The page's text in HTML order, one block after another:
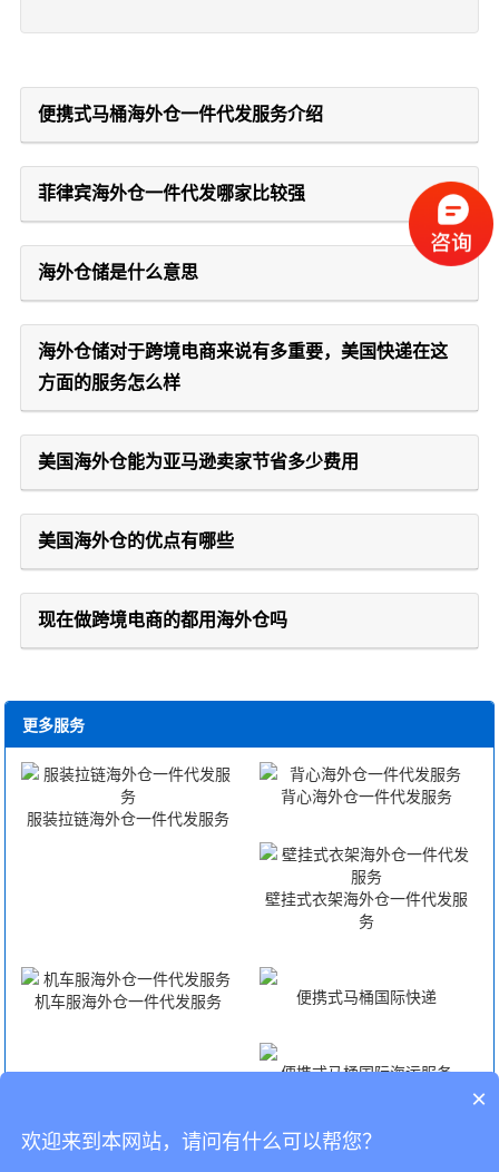
便携式马桶海外仓一件代发服务介绍
菲律宾海外仓一件代发哪家比较强
海外仓储是什么意思
海外仓储对于跨境电商来说有多重要，美国快递在这
方面的服务怎么样
美国海外仓能为亚马逊卖家节省多少费用
美国海外仓的优点有哪些
现在做跨境电商的都用海外仓吗
更多服务
服装拉链海外仓一件代发服务
背心海外仓一件代发服务
壁挂式衣架海外仓一件代发服
务
机车服海外仓一件代发服务 便携式马桶国际快递
便携式马桶国际海运服务
便携式马桶国际空运服务 便携式马桶FBA头程
×
欢迎来到本网站，请问有什么可以帮您？